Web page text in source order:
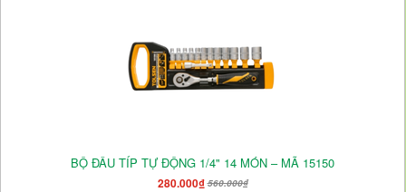
BỘ ĐẦU TÍP TỰ ĐỘNG 1/4" 14 MÓN – MÃ 15150
280.000₫560.000₫